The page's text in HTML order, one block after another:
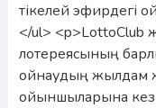
тікелей эфирдегі
</ul> <p>LottoClub
лотереясының
ойнаудың жылдам
ойыншыларына кез